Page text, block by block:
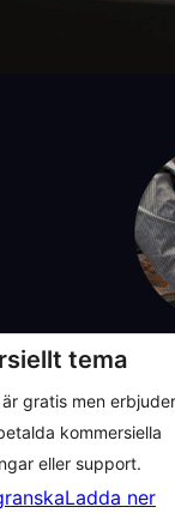
tema
gratis men erbjuder
kommersiella
eller support.
Ladda ner